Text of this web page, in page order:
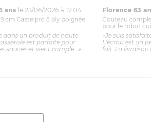
ans le 23/06/2026 à 12:04
cm Castelpro 5 ply poignée
dans un produit de haute
est parfaite pour
sauces et vient complé...»
Florence 63
Couteau
pour le robot
«Je suis
L'écrou est un
fait. La livraison